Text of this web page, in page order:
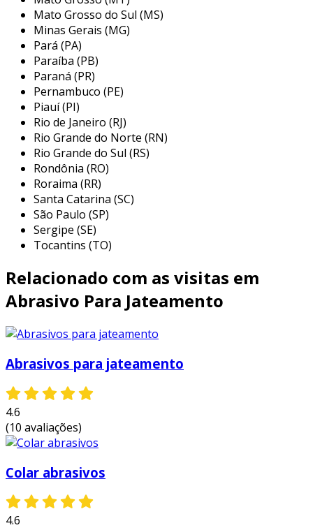
específica, que vão desde processos altamente
técnicos até manutenções preventivas e
corretivas. assim, destacam-se como principais
produtos:
lixas;
discos;
acessórios;
limas rotativas;
pontas montadas
entre outros.
com o foco nos esforços em apresentar
soluções eficientes para o ramo industrial, a
excelência.
Mato Grosso do Sul (MS)
Minas Gerais (MG)
Pará (PA)
Paraíba (PB)
Paraná (PR)
Pernambuco (PE)
Piauí (PI)
Rio de Janeiro (RJ)
Rio Grande do Norte (RN)
Rio Grande do Sul (RS)
Rondônia (RO)
Roraima (RR)
Santa Catarina (SC)
São Paulo (SP)
Sergipe (SE)
Tocantins (TO)
Relacionado com as visitas em
Abrasivo Para Jateamento
Abrasivos para jateamento
4.6
(10 avaliações)
Colar abrasivos
4.6